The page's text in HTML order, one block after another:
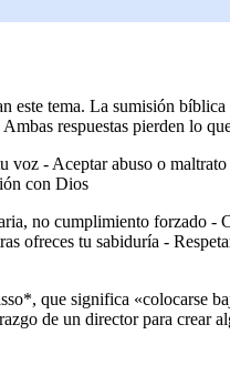
este tema. La sumisión
respuestas pierden lo
voz - Aceptar abuso o
con Dios
no cumplimiento forzado -
ofreces tu sabiduría -
que significa «colocarse
de un director para crear